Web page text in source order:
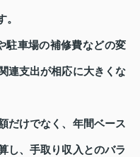
駐車場の補修費などの変
連支出が相応に大きくな
だけでなく、年間ベース
し、手取り収入とのバラ